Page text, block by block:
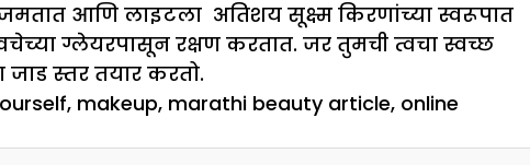
जमतात आणि लाइटला अतिशय सूक्ष्म किरणांच्या स्वरूपात
ग्लेयरपासून रक्षण करतात. जर तुमची त्वचा स्वच्छ
स्तर तयार करतो.
, makeup, marathi beauty article, online